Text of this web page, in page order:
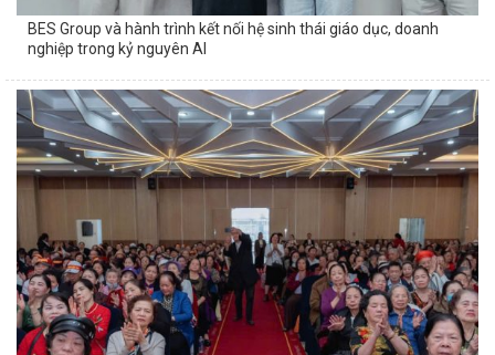
BES Group và hành trình kết nối hệ sinh thái giáo dục, doanh
nghiệp trong kỷ nguyên AI